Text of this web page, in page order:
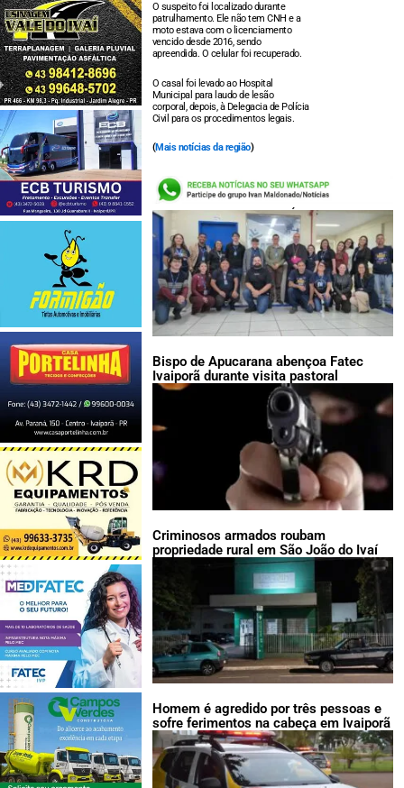
O suspeito foi localizado durante
patrulhamento. Ele não tem CNH e a
moto estava com o licenciamento
vencido desde 2016, sendo
apreendida. O celular foi recuperado.
O casal foi levado ao Hospital
Municipal para laudo de lesão
corporal, depois, à Delegacia de Polícia
Civil para os procedimentos legais.
(Mais notícias da região)
LEIA TAMBÉM:
Bispo de Apucarana abençoa Fatec
Ivaiporã durante visita pastoral
Criminosos armados roubam
propriedade rural em São João do Ivaí
Homem é agredido por três pessoas e
sofre ferimentos na cabeça em Ivaiporã